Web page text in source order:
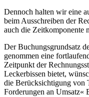
Dennoch halten wir eine
beim Ausschreiben der
auch die Zeitkomponente
Der Buchungsgrundsatz
genommen eine
Zeitpunkt der
Leckerbissen bietet,
die Berücksichtigung von
Forderungen an Umsatz«